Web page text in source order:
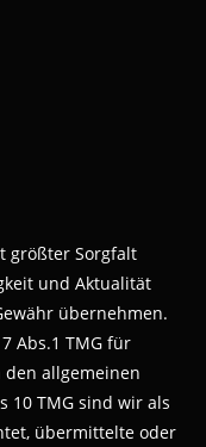
größter Sorgfalt
und Aktualität
übernehmen.
Abs.1 TMG für
den allgemeinen
10 TMG sind wir als
übermittelte oder